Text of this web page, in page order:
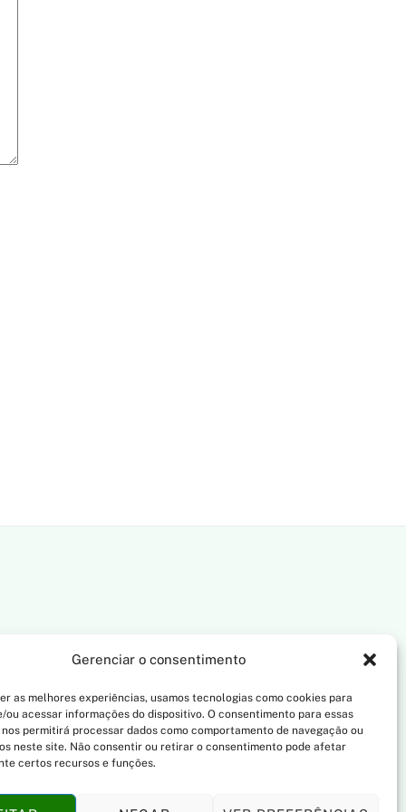
Gerenciar o consentimento
as melhores experiências, usamos tecnologias como cookies para
ou acessar informações do dispositivo. O consentimento para essas
permitirá processar dados como comportamento de navegação ou
neste site. Não consentir ou retirar o consentimento pode afetar
certos recursos e funções.